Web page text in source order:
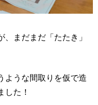
まだまだ「たたき」
ような間取りを仮で造
した！